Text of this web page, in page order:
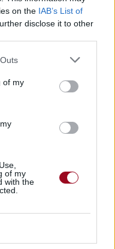
on the IAB’s List of
disclose it to other
of my
of my
with the
ou une partition au
Vidéos
Someone»
sans vidéo